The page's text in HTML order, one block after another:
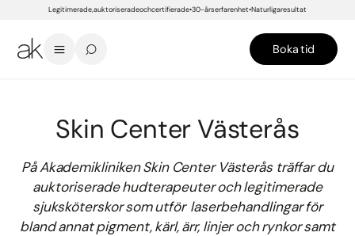
Legitimerade, auktoriserade och certifierade 30-års erfarenhet Naturliga resultat
Boka tid
Skin Center Västerås
På Akademikliniken Skin Center Västerås träffar du
auktoriserade hudterapeuter och legitimerade
sjuksköterskor som utför laserbehandlingar för
bland annat pigment, kärl, ärr, linjer och rynkor samt